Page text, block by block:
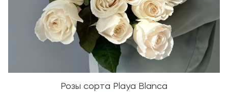
Розы сорта Playa Blanca